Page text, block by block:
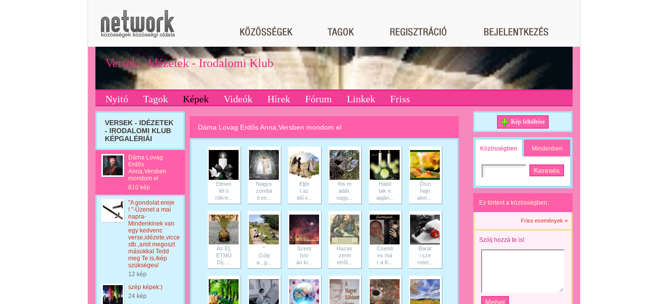
Versek - Idézetek - Irodalomi Klub
Nyitó Tagok Képek Videók Hírek Fórum Linkek Friss
VERSEK - IDÉZETEK
- IRODALOMI KLUB
KÉPGALÉRIÁI
Dáma Lovag
Erdős
Anna,Versben
mondom el
810 kép
"A gondolat ereje
! "-Üzenet a mai
napra-
Mindenkinek van
egy kedvenc
verse,idézete,vicce
stb.,amit megoszt
másokkal.Tedd
meg Te is./kép
szükséges/
12 kép
szép képek:)
24 kép
Dáma Lovag Erdős Anna,Versben mondom el
Elmen
tél ö
rökre...
Nagys
zomba
ti es...
Eljöt
t az
idő v...
Kis m
adár,
nagy...
Halot
tak n
apján...
Őszi
hajn
alon....
Az ÉL
ETMŰ
Díj.....
"
;Góly
a , g...
Szent
Istv
án ki...
Hazas
zeret
etről...
Csend
es má
r a K...
Barát
i sze
retet...
Kép feltöltése
Közösségben Mindenben
Ez történt a közösségben:
Friss események »
Szólj hozzá te is!